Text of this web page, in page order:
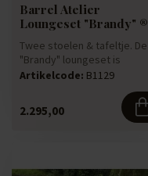
Barrel Atelier
Loungeset "Brandy" ®
Twee stoelen & tafeltje. De
"Brandy" loungeset is
gemaakt van wijnvaten die
Artikelcode: B1129
2.295,00